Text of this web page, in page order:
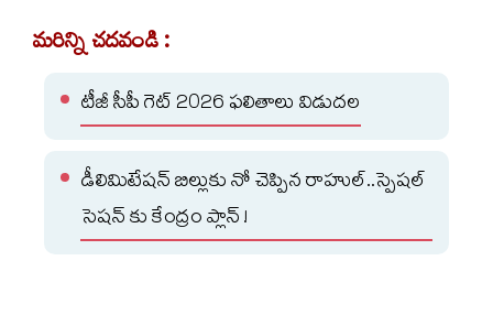
మరిన్ని చదవండి :
టీజీ సీపీ గెట్ 2026 ఫలితాలు విడుదల
డీలిమిటేషన్ బిల్లుకు నో చెప్పిన రాహుల్..స్పెషల్
సెషన్ కు కేంద్రం ప్లాన్ !